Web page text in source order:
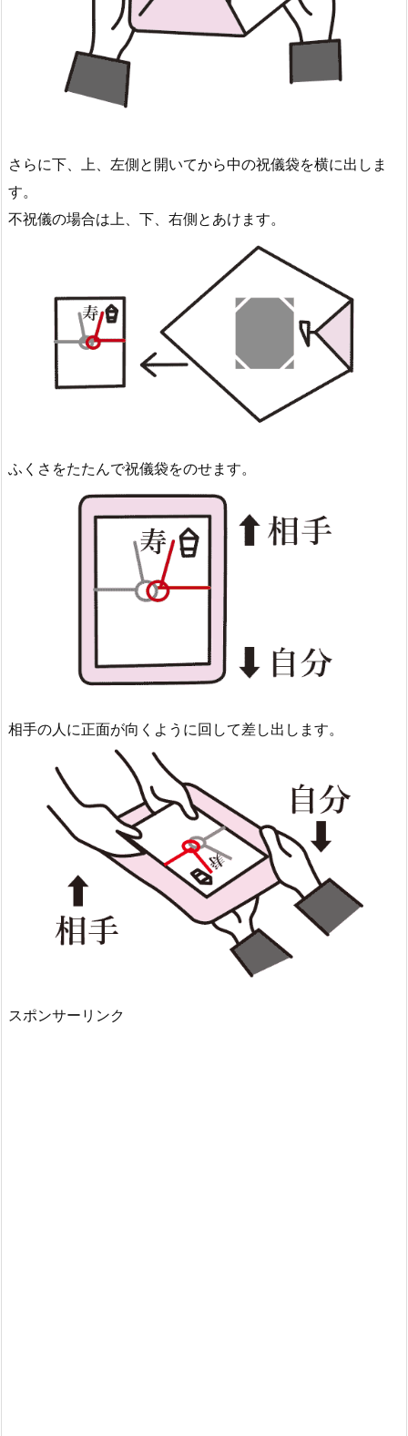
さらに下、上、左側と開いてから中の祝儀袋を横に出しま
す。
不祝儀の場合は上、下、右側とあけます。
ふくさをたたんで祝儀袋をのせます。
相手の人に正面が向くように回して差し出します。
スポンサーリンク